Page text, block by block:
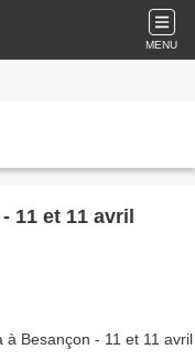
MENU
11 et 11 avril